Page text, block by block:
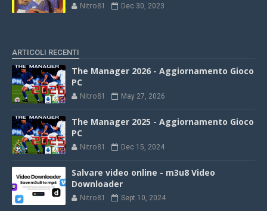
Nitro81 Dec 30, 2023
ARTICOLI RECENTI
The Manager 2026 - Aggiornamento Gioco
PC
Nitro81 May 27, 2026
The Manager 2025 - Aggiornamento Gioco
PC
Nitro81 Dec 15, 2024
Salvare video online - m3u8 Video
Downloader
Nitro81 Sept 10, 2024